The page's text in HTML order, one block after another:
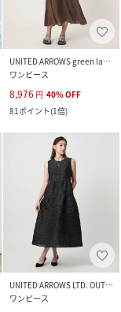
UNITED ARROWS green label relaxing
ワンピース
8,976 円 40%OFF
81ポイント(1倍)
UNITED ARROWS LTD. OUTLET
ワンピース